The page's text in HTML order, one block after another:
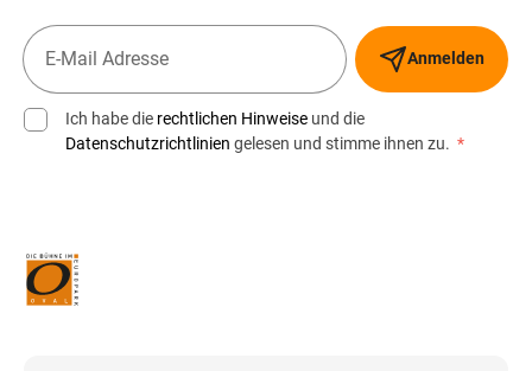
Anmelden
Ich habe die rechtlichen Hinweise und die
Datenschutzrichtlinien gelesen und stimme ihnen zu. *